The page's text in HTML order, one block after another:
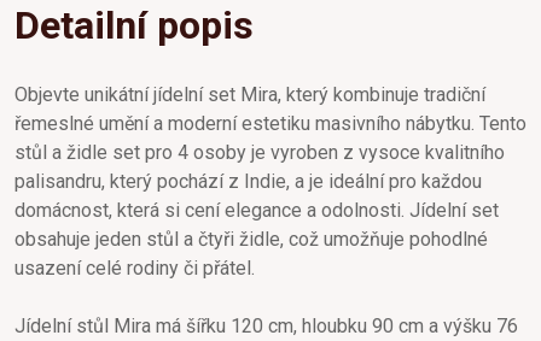
Detailní popis
Objevte unikátní jídelní set Mira, který kombinuje tradiční
řemeslné umění a moderní estetiku masivního nábytku. Tento
stůl a židle set pro 4 osoby je vyroben z vysoce kvalitního
palisandru, který pochází z Indie, a je ideální pro každou
domácnost, která si cení elegance a odolnosti. Jídelní set
obsahuje jeden stůl a čtyři židle, což umožňuje pohodlné
usazení celé rodiny či přátel.
Jídelní stůl Mira má šířku 120 cm, hloubku 90 cm a výšku 76